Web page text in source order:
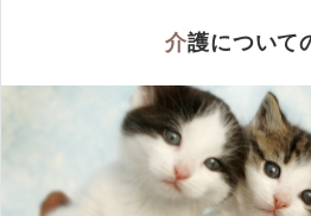
介護につい